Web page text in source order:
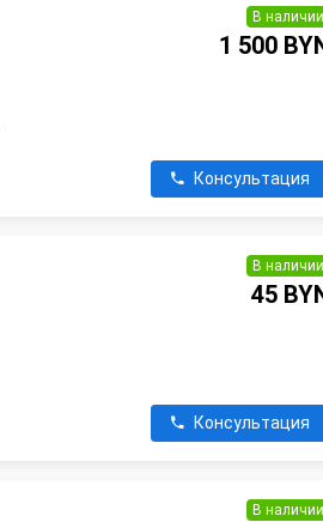
В наличии
1 500
Консультация
В наличии
45
Консультация
В наличии